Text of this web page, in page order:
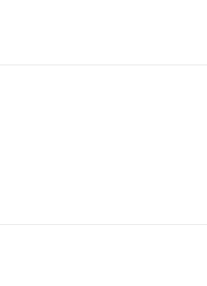
продвижения локальных
для продажи продукции локальных
маркетинговую…
практически не увеличился
изменилось, зафиксировав